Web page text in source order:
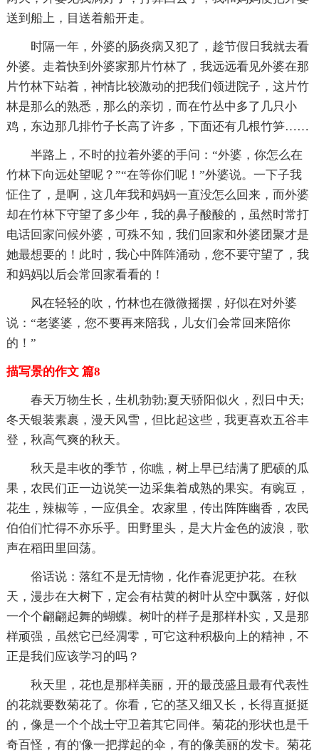
送到船上，目送着船开走。
时隔一年，外婆的肠炎病又犯了，趁节假日我就去看
外婆。走着快到外婆家那片竹林了，我远远看见外婆在那
片竹林下站着，神情比较激动的把我们领进院子，这片竹
林是那么的熟悉，那么的亲切，而在竹丛中多了几只小
鸡，东边那几排竹子长高了许多，下面还有几根竹笋……
半路上，不时的拉着外婆的手问：“外婆，你怎么在
竹林下向远处望呢？”“在等你们呢！”外婆说。一下子我
怔住了，是啊，这几年我和妈妈一直没怎么回来，而外婆
却在竹林下守望了多少年，我的鼻子酸酸的，虽然时常打
电话回家问候外婆，可殊不知，我们回家和外婆团聚才是
她最想要的！此时，我心中阵阵涌动，您不要守望了，我
和妈妈以后会常回家看看的！
风在轻轻的吹，竹林也在微微摇摆，好似在对外婆
说：“老婆婆，您不要再来陪我，儿女们会常回来陪你
的！”
描写景的作文 篇8
春天万物生长，生机勃勃;夏天骄阳似火，烈日中天;
冬天银装素裹，漫天风雪，但比起这些，我更喜欢五谷丰
登，秋高气爽的秋天。
秋天是丰收的季节，你瞧，树上早已结满了肥硕的瓜
果，农民们正一边说笑一边采集着成熟的果实。有豌豆，
花生，辣椒等，一应俱全。农家里，传出阵阵幽香，农民
伯伯们忙得不亦乐乎。田野里头，是大片金色的波浪，歌
声在稻田里回荡。
俗话说：落红不是无情物，化作春泥更护花。在秋
天，漫步在大树下，定会有枯黄的树叶从空中飘落，好似
一个个翩翩起舞的蝴蝶。树叶的样子是那样朴实，又是那
样顽强，虽然它已经凋零，可它这种积极向上的精神，不
正是我们应该学习的吗？
秋天里，花也是那样美丽，开的最茂盛且最有代表性
的花就要数菊花了。你看，它的茎又细又长，长得直挺挺
的，像是一个个战士守卫着其它同伴。菊花的形状也是千
奇百怪，有的'像一把撑起的伞，有的像美丽的发卡。菊花